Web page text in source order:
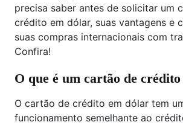
precisa saber antes de solicitar um
crédito em dólar, suas vantagens e
suas compras internacionais com
Confira!
O que é um cartão de
O cartão de crédito em dólar tem
funcionamento semelhante ao